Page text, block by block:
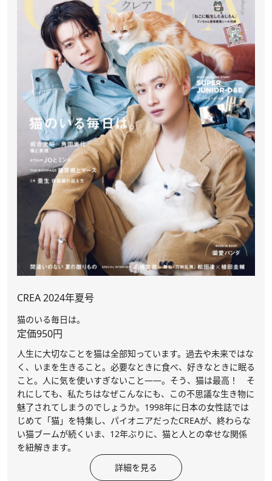
CREA 2024年夏号
猫のいる毎日は。
定価950円
人生に大切なことを猫は全部知っています。過去や未来ではな
く、いまを生きること。必要なときに食べ、好きなときに眠る
こと。人に気を使いすぎないこと――。そう、猫は最高！ そ
れにしても、私たちはなぜこんなにも、この不思議な生き物に
魅了されてしまうのでしょうか。1998年に日本の女性誌では
じめて「猫」を特集し、パイオニアだったCREAが、終わらな
い猫ブームが続くいま、12年ぶりに、猫と人との幸せな関係
を紐解きます。
詳細を見る